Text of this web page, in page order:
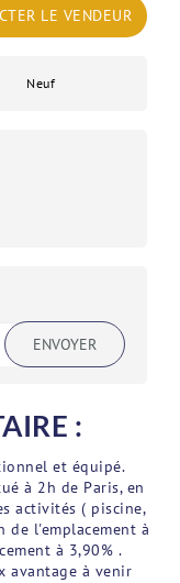
LE VENDEUR
Neuf
ENVOYER
:
et équipé.
à 2h de Paris, en
activités ( piscine,
l'emplacement à
à 3,90% .
avantage à venir